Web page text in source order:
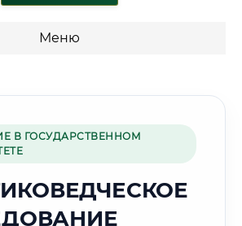
Меню
обучения "Судебная экспертиза"
обучения "Экспертиза"
В ГОСУДАРСТВЕННОМ